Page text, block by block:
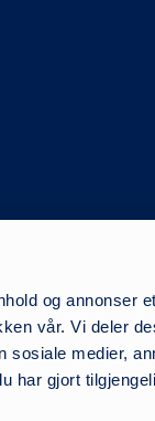
og annonser
vår. Vi deler
sosiale medier,
har gjort